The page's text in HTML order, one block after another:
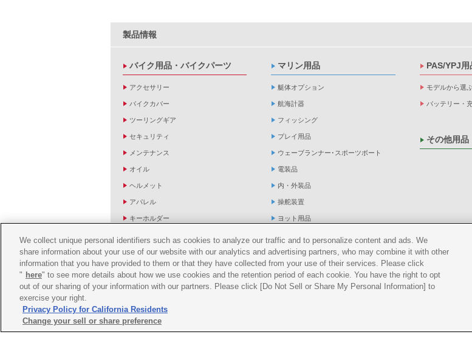
製品情報
バイク用品・バイクパーツ
アクセサリー
バイクカバー
ツーリングギア
セキュリティ
メンテナンス
オイル
ヘルメット
アパレル
キーホルダー
バイク雑貨
YZF R1/R6レーシングキットパーツ
マリン用品
艇体オプション
航海計器
フィッシング
プレイ用品
ウェーブランナー･スポーツボート
電装品
内・外装品
操舵装置
ヨット用品
救命品・検査品
メンテナンス
アパレル
PAS/YPJ用
モデルから選
バッテリー・
その他用品
We collect unique personal identifiers such as cookies to analyze our traffic and to personalize content and ads. We
share information about your use of our website with our analytics and advertising partners, who may combine it with other
information that you have provided to them or that they have collected from your use of their services. Please click
" here" to see more details about how we use cookies and the retention period of each cookie. You have the right to opt
out of our sharing of your information with our partners. Please click [Do Not Sell or Share My Personal Information] to
exercise your right.
Privacy Policy for California Residents
Change your sell or share preference